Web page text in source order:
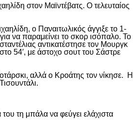
στον Μαϊντέβατς. Ο τελευταίος
ο Παναιτωλικός άγγιξε το 1-
να παραμείνει το σκορ ισόπαλο. Το
αντικατέστησε τον Μουργκ
54′, με άστοχο σουτ του Σάστρε
αλλά ο Κροάτης τον νίκησε. Η
τη μπάλα να φεύγει ελάχιστα